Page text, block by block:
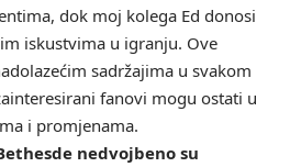
dok moj kolega Ed donosi
iskustvima u igranju. Ove
sadržajima u svakom
fanovi mogu ostati u
i promjenama.
nedvojbeno su